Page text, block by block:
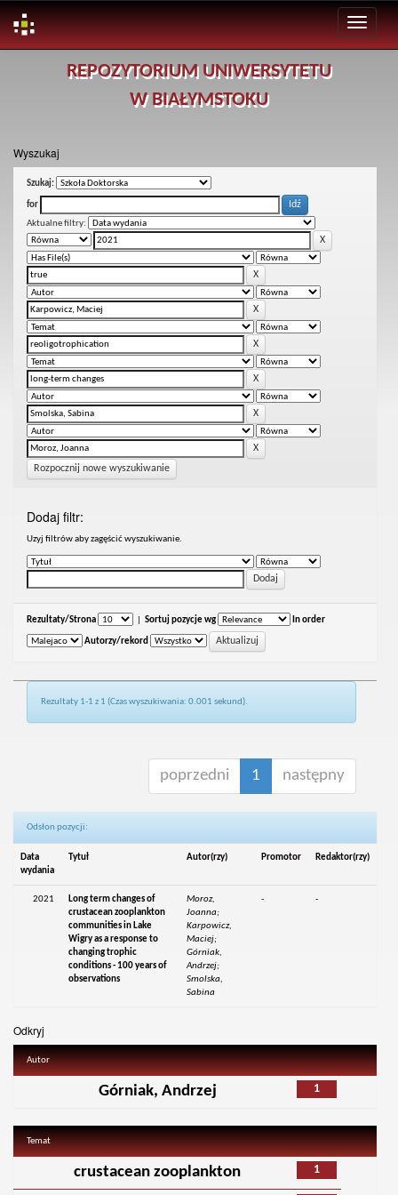
REPOZYTORIUM UNIWERSYTETU
W BIAŁYMSTOKU
Wyszukaj
Szukaj:
for
Aktualne filtry:
Rozpocznij nowe wyszukiwanie
Dodaj filtr:
Uzyj filtrów aby zagęścić wyszukiwanie.
Rezultaty/Strona Sortuj pozycje wg In order
Autorzy/rekord
Rezultaty 1-1 z 1 (Czas wyszukiwania: 0.001 sekund).
poprzedni 1 następny
Odsłon pozycji:
Data
wydania
Tytuł Autor(rzy) Promotor Redaktor(rzy)
2021
Long term changes of
crustacean zooplankton
communities in Lake
Wigry as a response to
changing trophic
conditions - 100 years of
observations
Moroz,
Joanna;
Karpowicz,
Maciej;
Górniak,
Andrzej;
Smolska,
Sabina
- -
Odkryj
Autor
1
Górniak, Andrzej
Temat
1
crustacean zooplankton